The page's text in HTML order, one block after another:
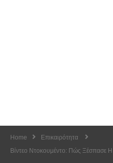
Home
Επικαιρότητα
Βίντεο Ντοκουμέντο: Πώς Ξέσπασε